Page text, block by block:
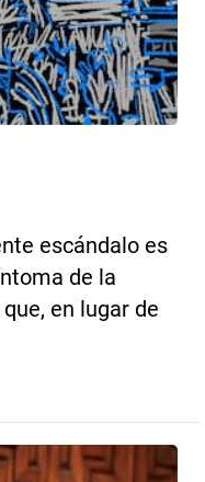
escándalo es
de la
en lugar de